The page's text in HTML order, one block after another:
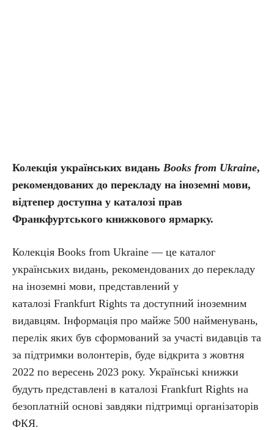
Колекція українських видань Books from Ukraine,
рекомендованих до перекладу на іноземні мови,
відтепер доступна у каталозі прав
Франкфуртського книжкового ярмарку.
Колекція Books from Ukraine — це каталог
українських видань, рекомендованих до перекладу
на іноземні мови, представлений у
каталозі Frankfurt Rights та доступний іноземним
видавцям. Інформація про майже 500 найменувань,
перелік яких був сформований за участі видавців та
за підтримки волонтерів, буде відкрита з жовтня
2022 по вересень 2023 року. Українські книжки
будуть представлені в каталозі Frankfurt Rights на
безоплатній основі завдяки підтримці організаторів
ФКЯ.